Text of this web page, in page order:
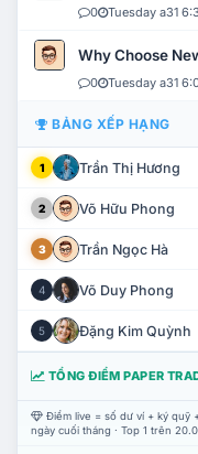
0 Tuesday a31
Why Choose
0 Tuesday a31
BẢNG XẾP HẠNG
1 Trần Thị Hương
2 Võ Hữu Phong
3 Trần Ngọc Hà
4 Võ Duy Phong
5 Đặng Kim Quỳnh
TỔNG ĐIỂM PAPER
Điểm live = số dư ví + ký quỹ
ngày cuối tháng · Top 1 trên